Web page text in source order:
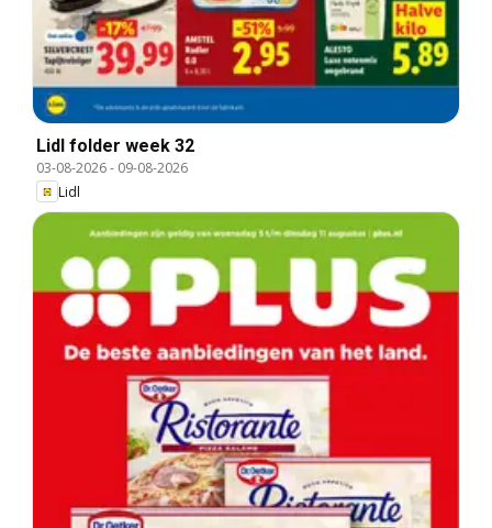
Lidl folder week 32
03-08-2026- 09-08-2026
Lidl